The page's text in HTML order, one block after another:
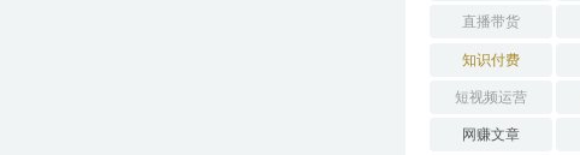
直播带货
知识付费
短视频运营
网赚文章